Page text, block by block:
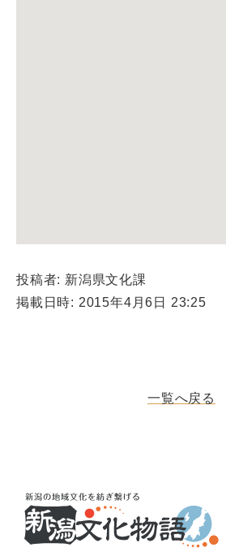
投稿者: 新潟県文化課
掲載日時: 2015年4月6日 23:25
一覧へ戻る